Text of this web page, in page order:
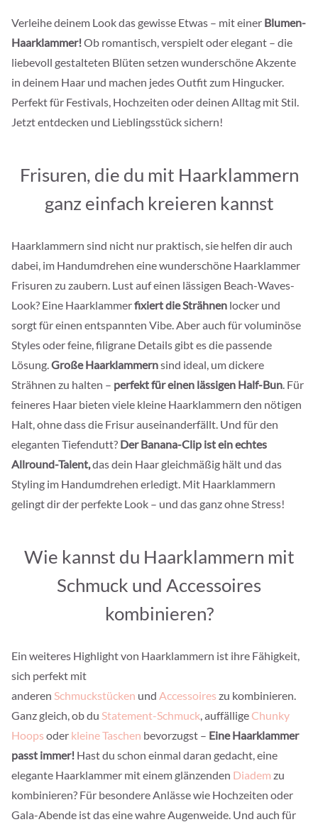
Verleihe deinem Look das gewisse Etwas – mit einer Blumen-
Haarklammer!Ob romantisch, verspielt oder elegant – die
liebevoll gestalteten Blüten setzen wunderschöne Akzente
in deinem Haar und machen jedes Outfit zum Hingucker.
Perfekt für Festivals, Hochzeiten oder deinen Alltag mit Stil.
Jetzt entdecken und Lieblingsstück sichern!
Frisuren, die du mit Haarklammern
ganz einfach kreieren kannst
Haarklammern sind nicht nur praktisch, sie helfen dir auch
dabei, im Handumdrehen eine wunderschöne Haarklammer
Frisuren zu zaubern. Lust auf einen lässigen Beach-Waves-
Look? Eine Haarklammerfixiert die Strähnen locker und
sorgt für einen entspannten Vibe. Aber auch für voluminöse
Styles oder feine, filigrane Details gibt es die passende
Lösung.Große Haarklammernsind ideal, um dickere
Strähnen zu halten – perfekt für einen lässigen Half-Bun. Für
feineres Haar bieten viele kleine Haarklammern den nötigen
Halt, ohne dass die Frisur auseinanderfällt. Und für den
eleganten Tiefendutt? Der Banana-Clip ist ein echtes
Allround-Talent,das dein Haar gleichmäßig hält und das
Styling im Handumdrehen erledigt. Mit Haarklammern
gelingt dir der perfekte Look – und das ganz ohne Stress!
Wie kannst du Haarklammern mit
Schmuck und Accessoires
kombinieren?
Ein weiteres Highlight von Haarklammern ist ihre Fähigkeit,
sich perfekt mit
anderen Schmuckstücken und Accessoires zu kombinieren.
Ganz gleich, ob du Statement-Schmuck, auffällige Chunky
Hoops oder kleine Taschen bevorzugst – Eine Haarklammer
passt immer! Hast du schon einmal daran gedacht, eine
elegante Haarklammer mit einem glänzenden Diadem zu
kombinieren? Für besondere Anlässe wie Hochzeiten oder
Gala-Abende ist das eine wahre Augenweide. Und auch für